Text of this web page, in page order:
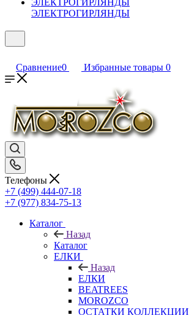
ЭЛЕКТРОГИРЛЯНДЫ
Сравнение0 Избранные товары 0
Телефоны
+7 (499) 444-07-18
+7 (977) 834-75-13
Каталог
Назад
Каталог
ЕЛКИ
Назад
ЕЛКИ
BEATREES
MOROZCO
ОСТАТКИ КОЛЛЕКЦИИ